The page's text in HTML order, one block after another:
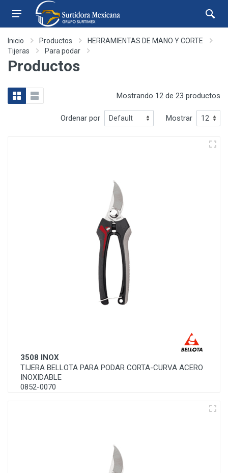
Inicio Productos
HERRAMIENTAS DE MANO Y CORTE
Tijeras
Para podar
Productos
Mostrando 12 de 23 productos
Ordenar por Mostrar
3508 INOX
TIJERA BELLOTA PARA PODAR CORTA-CURVA ACERO
INOXIDABLE
0852-0070